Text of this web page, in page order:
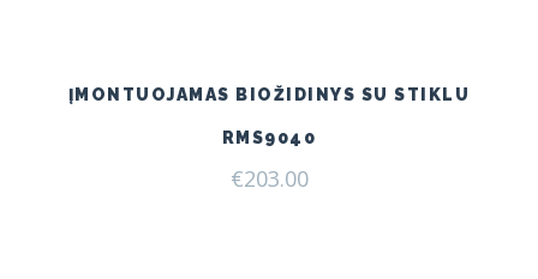
ĮMONTUOJAMAS BIOŽIDINYS SU STIKLU
RMS9040
€203.00